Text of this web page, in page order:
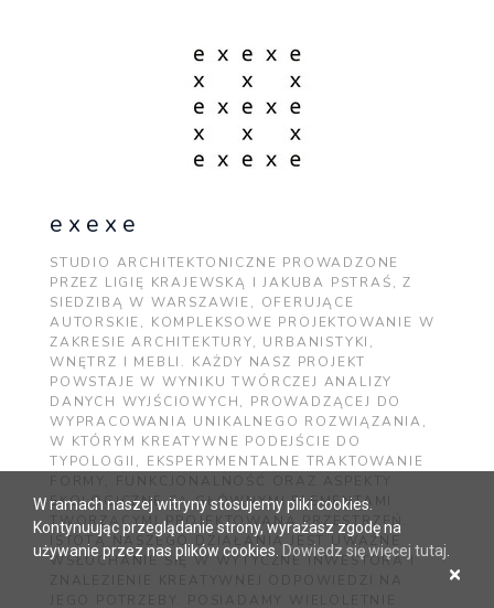
e x e x e
STUDIO ARCHITEKTONICZNE PROWADZONE
PRZEZ LIGIĘ KRAJEWSKĄ I JAKUBA PSTRAŚ, Z
SIEDZIBĄ W WARSZAWIE, OFERUJĄCE
AUTORSKIE, KOMPLEKSOWE PROJEKTOWANIE W
ZAKRESIE ARCHITEKTURY, URBANISTYKI,
WNĘTRZ I MEBLI. KAŻDY NASZ PROJEKT
POWSTAJE W WYNIKU TWÓRCZEJ ANALIZY
DANYCH WYJŚCIOWYCH, PROWADZĄCEJ DO
WYPRACOWANIA UNIKALNEGO ROZWIĄZANIA,
W KTÓRYM KREATYWNE PODEJŚCIE DO
TYPOLOGII, EKSPERYMENTALNE TRAKTOWANIE
EKOLOGICZNE SĄ GŁÓWNYMI ELEMENTAMI
TWORZĄCYMI PROJEKTOWANĄ PRZESTRZEŃ.
ISTOTĄ NASZEGO DZIAŁANIA JEST UWAŻNE
WSŁUCHANIE SIĘ W WYTYCZNE INWESTORA I
W ramach naszej witryny stosujemy pliki cookies.
Kontynuując przeglądanie strony, wyrażasz zgodę na
używanie przez nas plików cookies. Dowiedz się więcej tutaj
×